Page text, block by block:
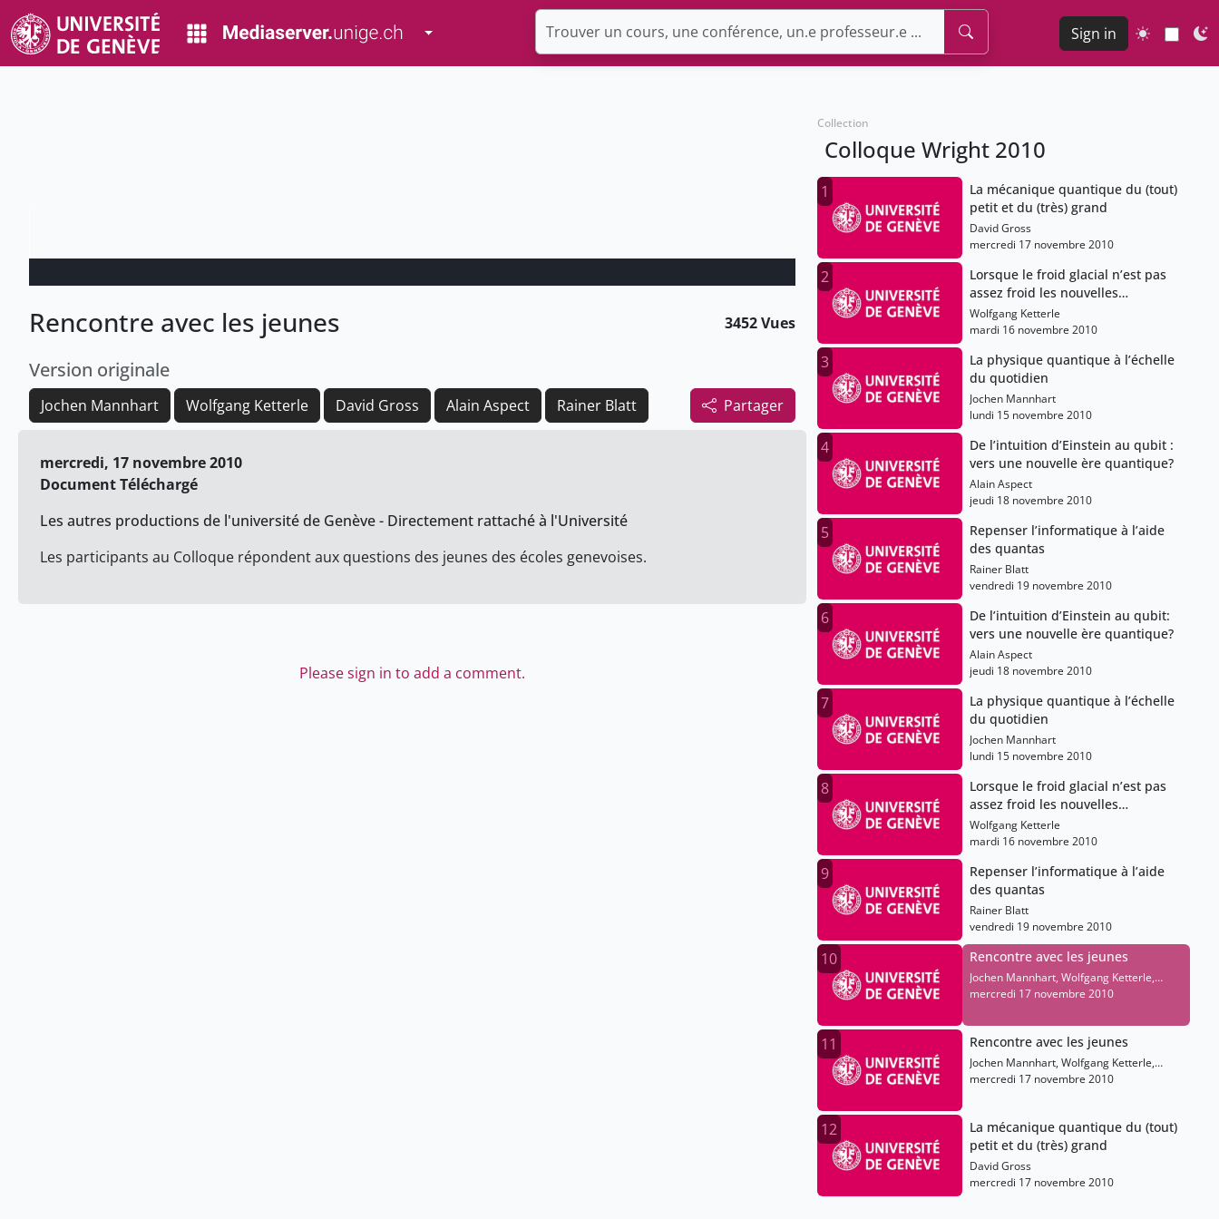
Toggle Dropdown Sign in
Rencontre avec les jeunes 3452 Vues
Version originale
Partager
Jochen Mannhart Wolfgang Ketterle David Gross Alain Aspect Rainer Blatt
mercredi, 17 novembre 2010
Document Téléchargé
Les autres productions de l'université de Genève - Directement rattaché à l'Université
Les participants au Colloque répondent aux questions des jeunes des écoles genevoises.
Please sign in to add a comment.
Collection
Colloque Wright 2010
1
La mécanique quantique du (tout)
petit et du (très) grand
David Gross
mercredi 17 novembre 2010
2
Lorsque le froid glacial n’est pas
assez froid les nouvelles
propriétés de la matière aux
frontières du zéro absolu
Wolfgang Ketterle
mardi 16 novembre 2010
3
La physique quantique à l’échelle
du quotidien
Jochen Mannhart
lundi 15 novembre 2010
4
De l’intuition d’Einstein au qubit :
vers une nouvelle ère quantique?
Alain Aspect
jeudi 18 novembre 2010
5
Repenser l’informatique à l’aide
des quantas
Rainer Blatt
vendredi 19 novembre 2010
6
De l’intuition d’Einstein au qubit:
vers une nouvelle ère quantique?
Alain Aspect
jeudi 18 novembre 2010
7
La physique quantique à l’échelle
du quotidien
Jochen Mannhart
lundi 15 novembre 2010
8
Lorsque le froid glacial n’est pas
assez froid les nouvelles
propriétés de la matière aux
frontières du zéro absolu
Wolfgang Ketterle
mardi 16 novembre 2010
9
Repenser l’informatique à l’aide
des quantas
Rainer Blatt
vendredi 19 novembre 2010
10 Rencontre avec les jeunes
Jochen Mannhart, Wolfgang Ketterle,
David Gross, Alain Aspect, Rainer Blatt
mercredi 17 novembre 2010
11 Rencontre avec les jeunes
Jochen Mannhart, Wolfgang Ketterle,
David Gross, Alain Aspect, Rainer Blatt
mercredi 17 novembre 2010
12
La mécanique quantique du (tout)
petit et du (très) grand
David Gross
mercredi 17 novembre 2010